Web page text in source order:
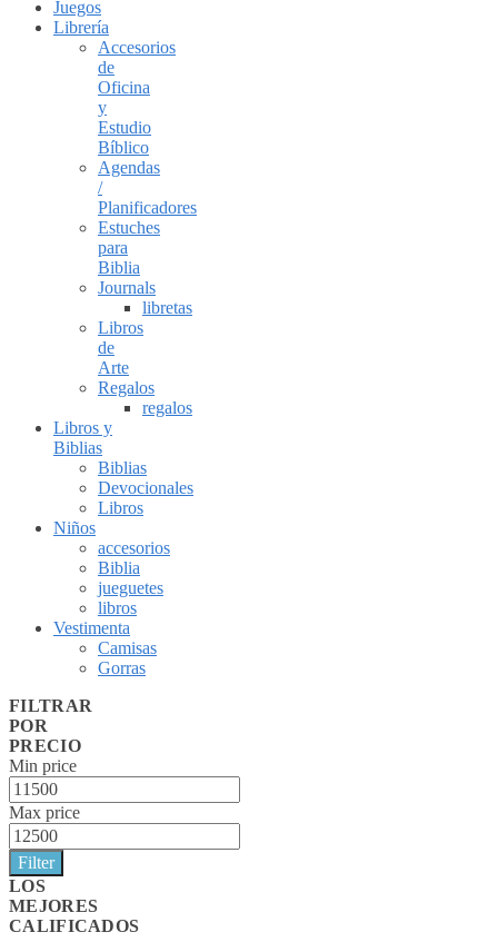
Juegos
Librería
Accesorios
de
Oficina
y
Estudio
Bíblico
Agendas
/
Planificadores
Estuches
para
Biblia
Journals
libretas
Libros
de
Arte
Regalos
regalos
Libros y
Biblias
Biblias
Devocionales
Libros
Niños
accesorios
Biblia
jueguetes
libros
Vestimenta
Camisas
Gorras
FILTRAR
POR
PRECIO
Min price
Max price
Filter
LOS
MEJORES
CALIFICADOS